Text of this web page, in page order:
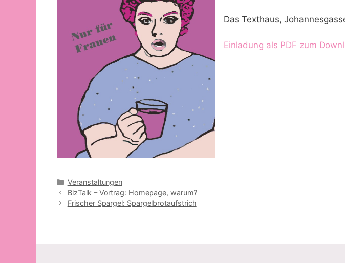
Das Texthaus,
Einladung als PDF zum
Kategorien
Veranstaltungen
BizTalk – Vortrag: Homepage, warum?
Frischer Spargel: Spargelbrotaufstrich